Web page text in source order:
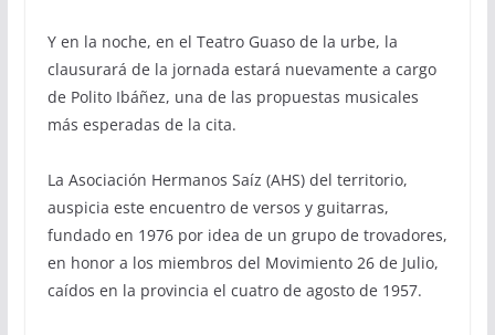
Y en la noche, en el Teatro Guaso de la urbe, la
clausurará de la jornada estará nuevamente a cargo
de Polito Ibáñez, una de las propuestas musicales
más esperadas de la cita.
La Asociación Hermanos Saíz (AHS) del territorio,
auspicia este encuentro de versos y guitarras,
fundado en 1976 por idea de un grupo de trovadores,
en honor a los miembros del Movimiento 26 de Julio,
caídos en la provincia el cuatro de agosto de 1957.